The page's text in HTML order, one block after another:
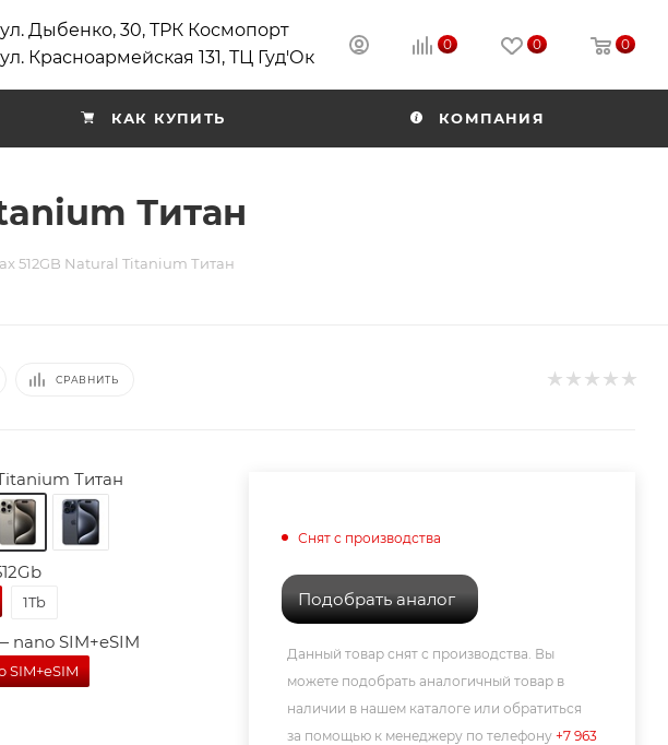
ул. Дыбенко, 30, ТРК Космопорт
Красноармейская 131, ТЦ Гуд'Ок
0 0 0
КАК КУПИТЬ КОМПАНИЯ
Титан
512GB Natural Titanium Титан
СРАВНИТЬ
Титан
1Tb
nano SIM+eSIM
SIM+eSIM
Снят с производства
Подобрать аналог
Данный товар снят с производства. Вы
можете подобрать аналогичный товар в
наличии в нашем каталоге или обратиться
за помощью к менеджеру по телефону +7 963